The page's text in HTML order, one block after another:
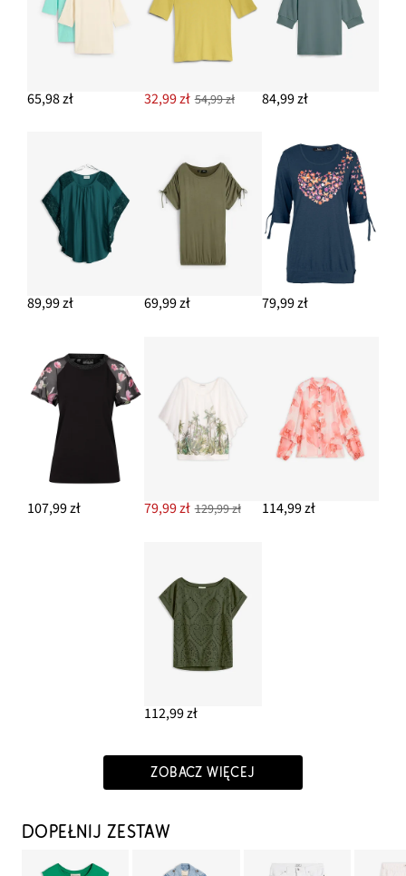
DODAJ DO KOSZYKA
Spodnie Marlena
DODAJ DO KOSZYKA
65,98 zł 32,99 zł 54,99 zł 84,99 zł
89,99 zł 69,99 zł 79,99 zł
107,99 zł 79,99 zł 129,99 zł 114,99 zł
112,99 zł
ZOBACZ WIĘCEJ
DOPEŁNIJ ZESTAW